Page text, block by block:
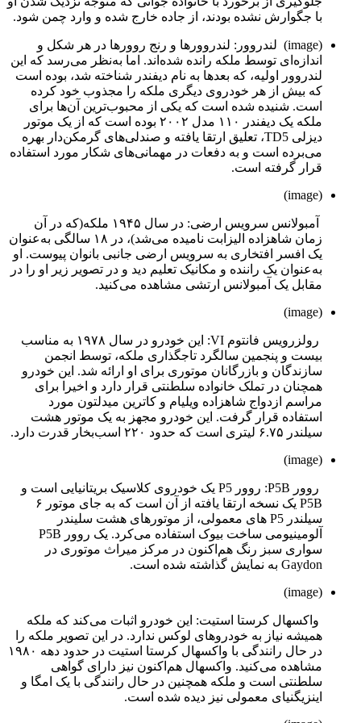
با جگوارش نشده بودند، از جاده خارج شده و وارد چمن شود.
(image) لندروور: لندروورها و رنج روور‌ها در هر شکل و
اندازه‌ای توسط ملکه رانده شده‌اند. اما به‌نظر می‌رسد که این
لندروور اولیه، که بعدها به نام دیفندر شناخته شد، بوده است
که بیش از هر خودروی دیگری ملکه را مجذوب خود کرده
است. شنیده شده است که یکی از محبوب‌ترین آن‌ها برای
ملکه یک دیفندر ۱۱۰ مدل ۲۰۰۲ بوده است که از یک موتور
دیزلی TD5، تعلیق ارتقا یافته و صندلی‌های گرمکن‌دار بهره
می‌برده است و به دفعات در مهمانی‌های شکار مورد استفاده
قرار گرفته است.
(image)
آمبولانس سرویس ارضی: در سال ۱۹۴۵ ملکه(که در آن
زمان شاهزاده الیزابت نامیده می‌شد)، در ۱۸ سالگی به‌عنوان
یک افسر افتخاری به سرویس ارضی جانبی بانوان پیوست. او
به‌عنوان یک راننده و مکانیک تعلیم دید و در تصویر زیر او را در
مقابل یک آمبولانس ارتشی مشاهده می‌کنید.
(image)
رولزرویس فانتوم VI: این خودرو در سال ۱۹۷۸ به مناسب
بیست و پنجمین سالگرد تاجگذاری ملکه، توسط انجمن
سازندگان و بازرگانان موتوری برای او ارائه شد. این خودرو
همچنان در تملک خانواده سلطنتی قرار دارد و اخیرا برای
مراسم ازدواج شاهزاده ویلیام و کاترین میدلتون مورد
استفاده قرار گرفت. این خودرو مجهز به یک موتور هشت
سیلندر ۶.۷۵ لیتری است که حدود ۲۲۰ اسب‌بخار قدرت دارد.
(image)
روور P5B: روور P5 یک خودروی کلاسیک بریتانیایی است و
P5B یک نسخه ارتقا یافته از آن است که به جای موتور ۶
سیلندر P5 های معمولی، از موتورهای هشت سلیندر
آلومینیومی ساخت بیوک استفاده می‌کرد. یک روور P5B
سواری سبز رنگ هم‌اکنون در مرکز میراث موتوری در
Gaydon به نمایش گذاشته شده است.
(image)
واکسهال کرستا استیت: این خودرو اثبات می‌کند که ملکه
همیشه نیاز به خودروهای لوکس ندارد. در این تصویر ملکه را
در حال رانندگی با واکسهال کرستا استیت در حدود دهه ۱۹۸۰
مشاهده می‌کنید. واکسهال هم‌اکنون نیز دارای گواهی
سلطنتی است و ملکه همچنین در حال رانندگی با یک امگا و
اینزیگنیای معمولی نیز دیده شده است.